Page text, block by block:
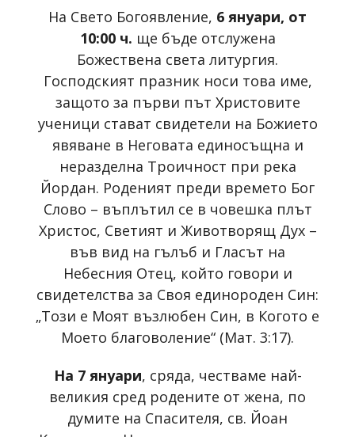
На Свето Богоявление, 6 януари, от
10:00 ч. ще бъде отслужена
Божествена света литургия.
Господският празник носи това име,
защото за първи път Христовите
ученици стават свидетели на Божието
явяване в Неговата единосъщна и
неразделна Троичност при река
Йордан. Роденият преди времето Бог
Слово – въплътил се в човешка плът
Христос, Светият и Животворящ Дух –
във вид на гълъб и Гласът на
Небесния Отец, който говори и
свидетелства за Своя единороден Син:
„Този е Моят възлюбен Син, в Когото е
Моето благоволение“ (Мат. 3:17).
На 7 януари, сряда, честваме най-
великия сред родените от жена, по
думите на Спасителя, св. Йоан